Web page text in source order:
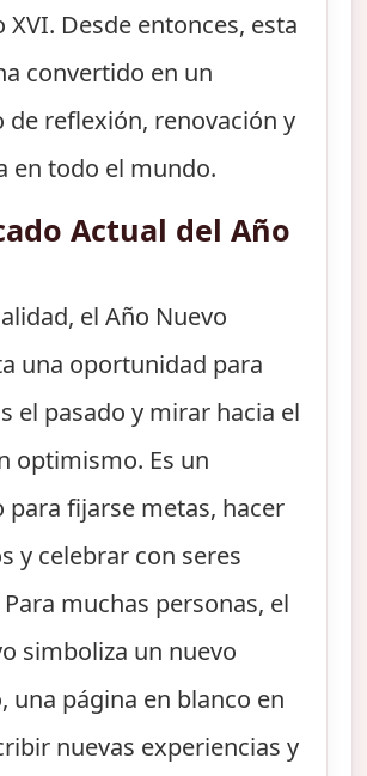
XVI. Desde entonces, esta
convertido en un
de reflexión, renovación y
en todo el mundo.
Actual del Año
el Año Nuevo
una oportunidad para
el pasado y mirar hacia el
optimismo. Es un
fijarse metas, hacer
y celebrar con seres
muchas personas, el
simboliza un nuevo
una página en blanco en
nuevas experiencias y